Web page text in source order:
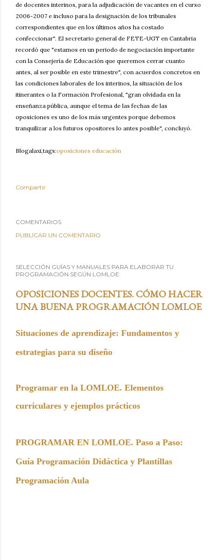
de docentes interinos, para la adjudicación de vacantes en el curso
2006-2007 e incluso para la designación de los tribunales
correspondientes que en los últimos años ha costado
confeccionar". El secretario general de FETE-UGT en Cantabria
recordó que "estamos en un periodo de negociación importante
con la Consejería de Educación que queremos cerrar cuanto
antes, al ser posible en este trimestre", con acuerdos concretos en
las condiciones laborales de los interinos, la situación de los
itinerantes o la Formación Profesional, "gran olvidada en la
enseñanza pública, aunque el tema de las fechas de las
oposiciones es uno de los más urgentes porque debemos
tranquilizar a los futuros opositores lo antes posible", concluyó.
Blogalaxi,tags:oposiciones educación
Compartir
COMENTARIOS
PUBLICAR UN COMENTARIO
SELECCIÓN GUÍAS Y MANUALES PARA ELABORAR TU
PROGRAMACIÓN SEGÚN LOMLOE:
OPOSICIONES DOCENTES. CÓMO HACER
UNA BUENA PROGRAMACIÓN LOMLOE
Situaciones de aprendizaje: Fundamentos y
estrategias para su diseño
Programar en la LOMLOE. Elementos
curriculares y ejemplos prácticos
PROGRAMAR EN LOMLOE. Paso a Paso:
Guía Programación Didáctica y Plantillas
Programación Aula